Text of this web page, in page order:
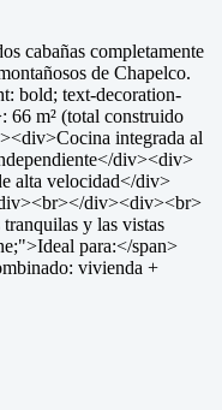
cabañas completamente
de Chapelco.
bold; text-decoration-
66 m² (total construido
integrada al
div><div>
alta velocidad</div>
div><div><br>
y las vistas
para:</span>
vivienda +